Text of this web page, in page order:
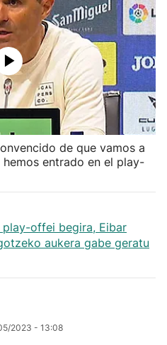
de que vamos a
entrado en el play-
offei begira, Eibar
aukera gabe geratu
2023 - 13:08